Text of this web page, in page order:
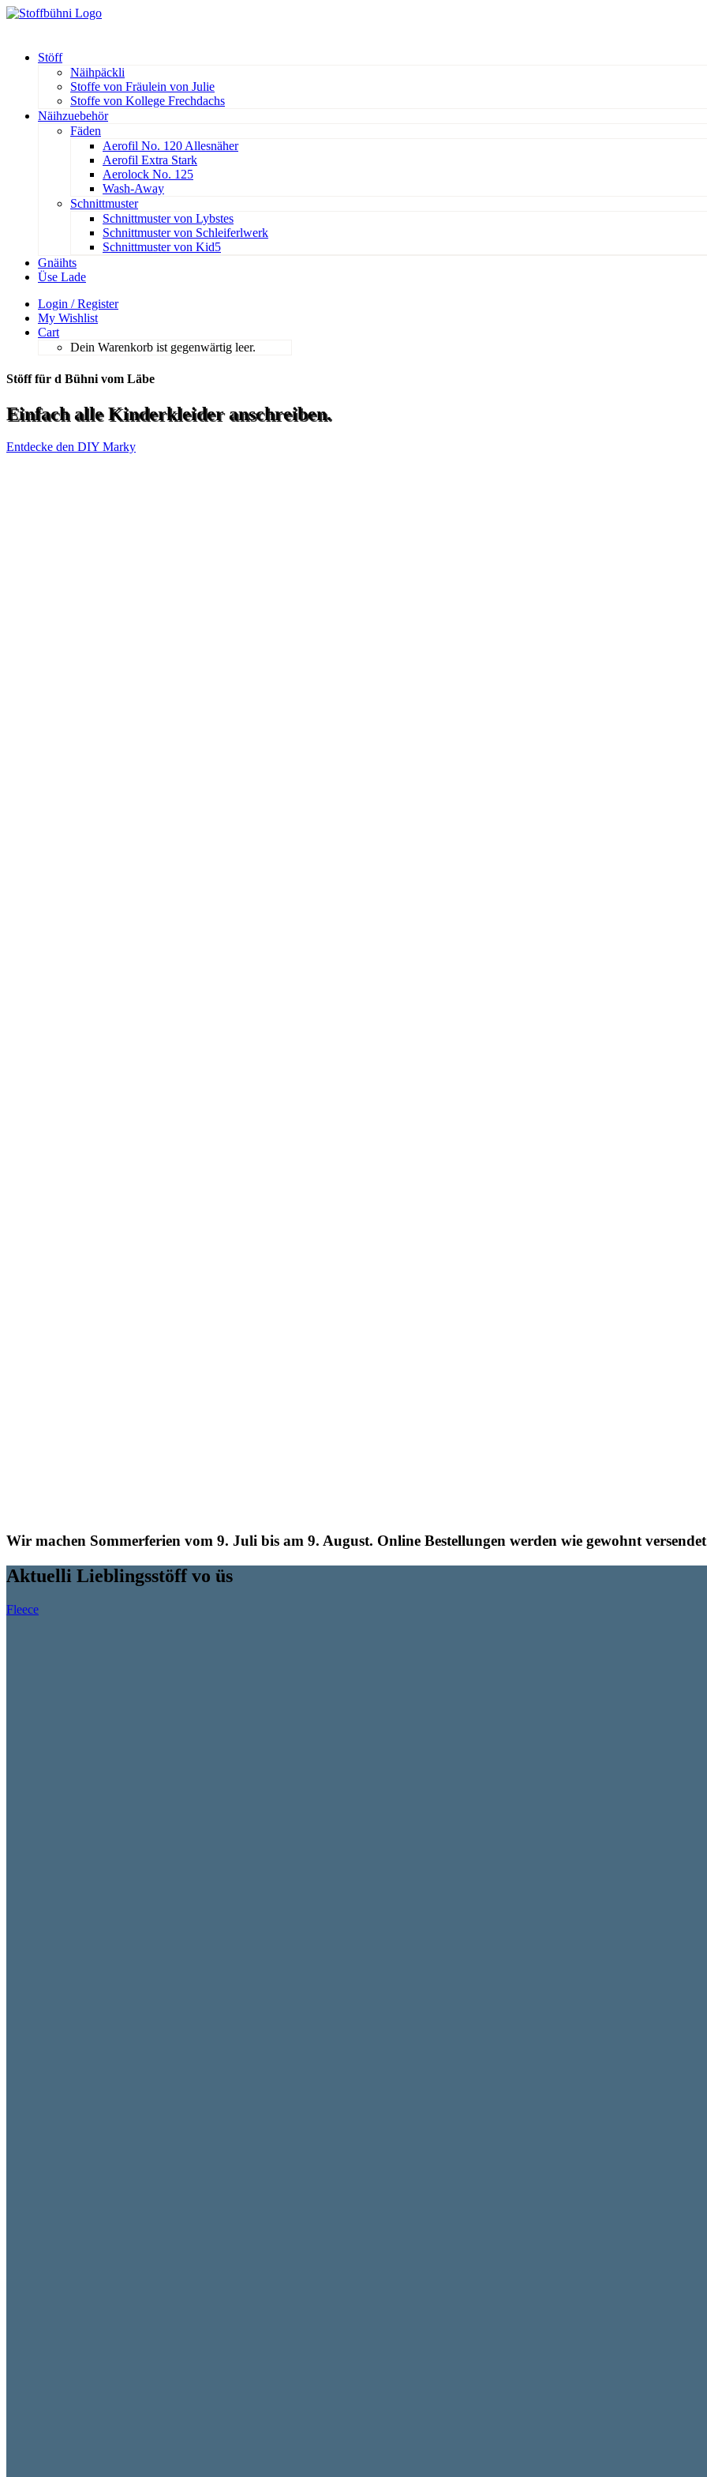
Stöff
Näihpäckli
Stoffe von Fräulein von Julie
Stoffe von Kollege Frechdachs
Näihzuebehör
Fäden
Aerofil No. 120 Allesnäher
Aerofil Extra Stark
Aerolock No. 125
Wash-Away
Schnittmuster
Schnittmuster von Lybstes
Schnittmuster von Schleiferlwerk
Schnittmuster von Kid5
Gnäihts
Üse Lade
Login / Register
My Wishlist
Cart
Dein Warenkorb ist gegenwärtig leer.
Stöff für d Bühni vom Läbe
Einfach alle Kinderkleider anschreiben.
Entdecke den DIY Marky
Wir machen Sommerferien vom 9. Juli bis am 9. August. Online Bestellungen werden wie gewohnt
Aktuelli Lieblingsstöff vo üs
Fleece